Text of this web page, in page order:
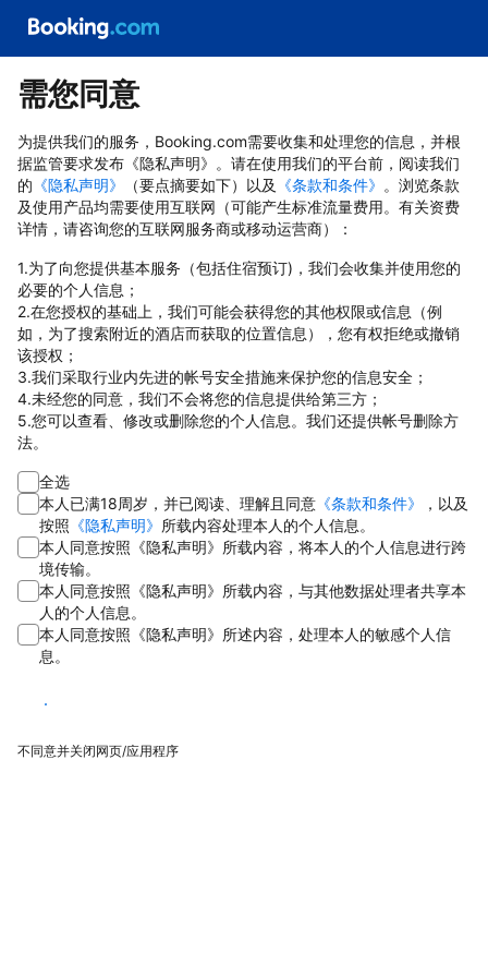
需您同意
为提供我们的服务，Booking.com需要收集和处理您的信息，并根
据监管要求发布《隐私声明》。请在使用我们的平台前，阅读我们
的 《隐私声明》 （要点摘要如下）以及 《条款和条件》 。浏览条款
及使用产品均需要使用互联网（可能产生标准流量费用。有关资费
详情，请咨询您的互联网服务商或移动运营商）：
1.为了向您提供基本服务（包括住宿预订)，我们会收集并使用您的
必要的个人信息；
2.在您授权的基础上，我们可能会获得您的其他权限或信息（例
如，为了搜索附近的酒店而获取的位置信息），您有权拒绝或撤销
该授权；
3.我们采取行业内先进的帐号安全措施来保护您的信息安全；
4.未经您的同意，我们不会将您的信息提供给第三方；
5.您可以查看、修改或删除您的个人信息。我们还提供帐号删除方
法。
全选
本人已满18周岁，并已阅读、理解且同意 《条款和条件》
，以及
按照 《隐私声明》 所载内容处理本人的个人信息。
本人同意按照《隐私声明》所载内容，将本人的个人信息进行跨
境传输。
本人同意按照《隐私声明》所载内容，与其他数据处理者共享本
人的个人信息。
本人同意按照《隐私声明》所述内容，处理本人的敏感个人信
息。
同意
不同意并关闭网页/应用程序